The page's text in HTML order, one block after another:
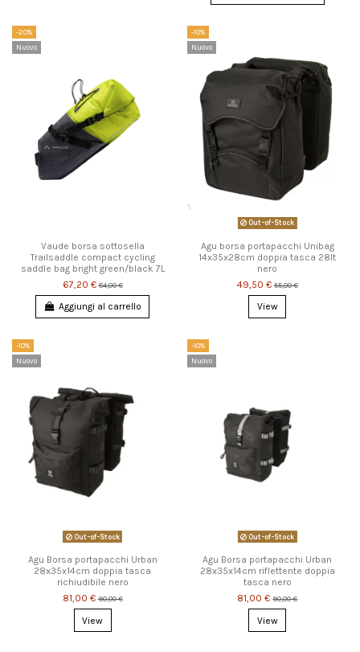
-20%
Nuovo
Vaude borsa sottosella
Trailsaddle compact cycling
saddle bag bright green/black 7L
67,20 € 84,00 €
Aggiungi al carrello
-10%
Nuovo
Out-of-Stock
Agu borsa portapacchi Unibag
14x35x28cm doppia tasca 28lt
nero
49,50 € 55,00 €
View
-10%
Nuovo
Out-of-Stock
Agu Borsa portapacchi Urban
28x35x14cm doppia tasca
richiudibile nero
81,00 € 90,00 €
View
-10%
Nuovo
Out-of-Stock
Agu Borsa portapacchi Urban
28x35x14cm riflettente doppia
tasca nero
81,00 € 90,00 €
View